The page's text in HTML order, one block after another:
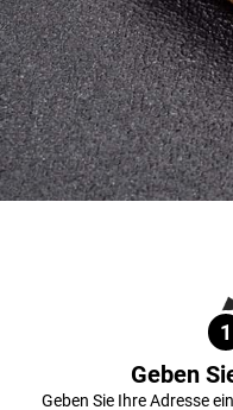
1
Geben
Geben Sie Ihre Adresse